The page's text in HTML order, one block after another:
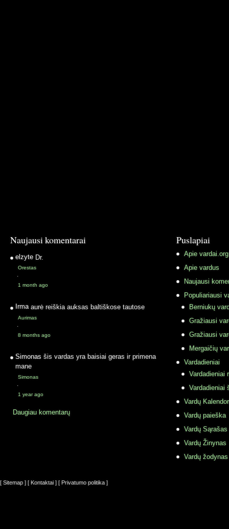
Naujausi komentarai
elzyte Dr.
Orestas
·
1 month ago
Irma aurė reiškia auksas baltiškose tautose
Aurimas
·
8 months ago
Simonas šis vardas yra baisiai geras ir primena
mane
Simonas
·
1 year ago
Daugiau komentarų
Puslapiai
Apie vardai.org
Apie vardus
Naujausi
Populiariausi
Berniukų
Gražiausi
Gražiausi
Mergaičių
Vardadieniai
Vardadieniai
Vardadieniai
Vardų
Vardų paieška
Vardų Sąrašas
Vardų Žinynas
Vardų
[ Sitemap ] [ Kontaktai ] [ Privatumo politika ]